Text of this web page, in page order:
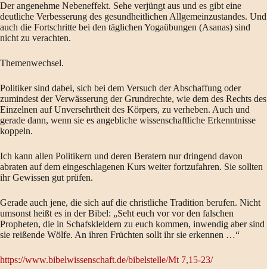
Der angenehme Nebeneffekt. Sehe verjüngt aus und es gibt eine
deutliche Verbesserung des gesundheitlichen Allgemeinzustandes. Und
auch die Fortschritte bei den täglichen Yogaübungen (Asanas) sind
nicht zu verachten.
Themenwechsel.
Politiker sind dabei, sich bei dem Versuch der Abschaffung oder
zumindest der Verwässerung der Grundrechte, wie dem des Rechts des
Einzelnen auf Unversehrtheit des Körpers, zu verheben. Auch und
gerade dann, wenn sie es angebliche wissenschaftliche Erkenntnisse
koppeln.
Ich kann allen Politikern und deren Beratern nur dringend davon
abraten auf dem eingeschlagenen Kurs weiter fortzufahren. Sie sollten
ihr Gewissen gut prüfen.
Gerade auch jene, die sich auf die christliche Tradition berufen. Nicht
umsonst heißt es in der Bibel: „Seht euch vor vor den falschen
Propheten, die in Schafskleidern zu euch kommen, inwendig aber sind
sie reißende Wölfe. An ihren Früchten sollt ihr sie erkennen …“
https://www.bibelwissenschaft.de/bibelstelle/Mt 7,15-23/